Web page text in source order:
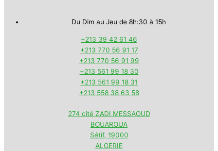
Du Dim au Jeu de 8h:30 à 15h
+213 39 42 61 46
+213 770 56 91 17
+213 770 56 91 99
+213 561 99 18 30
+213 561 99 18 31
+213 558 38 63 58
274 cité ZADI MESSAOUD
BOUAROUA
Sétif, 19000
ALGERIE